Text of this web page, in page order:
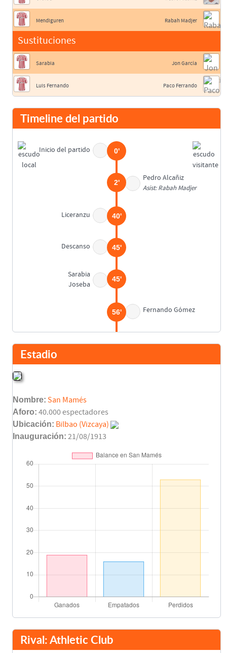
Mendiguren
Sustituciones
Sarabia
Luis Fernando
Rabah Madjer
Jon García
Paco Ferrando
Timeline del partido
Inicio del partido 0'
Pedro Alcañiz
Asist: Rabah Madjer
2'
Liceranzu 40'
Descanso 45'
Sarabia
Joseba
45'
Fernando Gómez
56'
71'
Estadio
Nombre: San Mamés
Aforo: 40.000 espectadores
Ubicación: Bilbao (Vizcaya)
Inauguración: 21/08/1913
Rival: Athletic Club